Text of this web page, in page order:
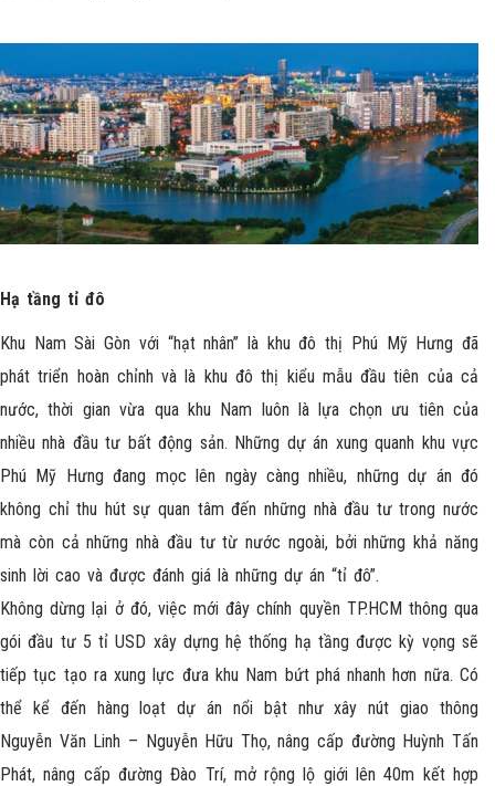
Hạ tầng tỉ đô
Khu Nam Sài Gòn với “hạt nhân” là khu đô thị Phú Mỹ Hưng đã
phát triển hoàn chỉnh và là khu đô thị kiểu mẫu đầu tiên của cả
nước, thời gian vừa qua khu Nam luôn là lựa chọn ưu tiên của
nhiều nhà đầu tư bất động sản. Những dự án xung quanh khu vực
Phú Mỹ Hưng đang mọc lên ngày càng nhiều, những dự án đó
không chỉ thu hút sự quan tâm đến những nhà đầu tư trong nước
mà còn cả những nhà đầu tư từ nước ngoài, bởi những khả năng
sinh lời cao và được đánh giá là những dự án “tỉ đô”.
Không dừng lại ở đó, việc mới đây chính quyền TP.HCM thông qua
gói đầu tư 5 tỉ USD xây dựng hệ thống hạ tầng được kỳ vọng sẽ
tiếp tục tạo ra xung lực đưa khu Nam bứt phá nhanh hơn nữa. Có
thể kể đến hàng loạt dự án nổi bật như xây nút giao thông
Nguyễn Văn Linh – Nguyễn Hữu Thọ, nâng cấp đường Huỳnh Tấn
Phát, nâng cấp đường Đào Trí, mở rộng lộ giới lên 40m kết hợp